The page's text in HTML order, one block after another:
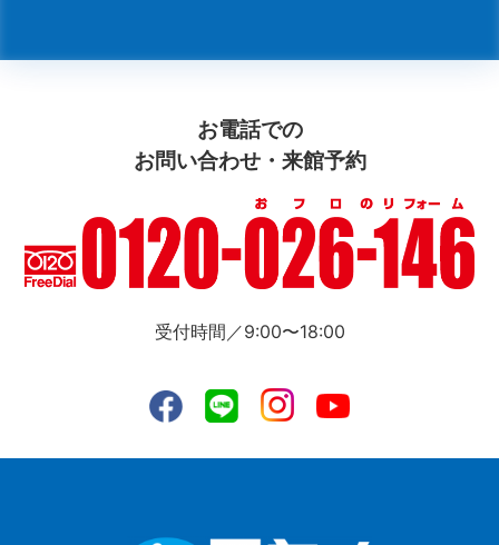
お電話での
お問い合わせ・来館予約
受付時間／9:00〜18:00